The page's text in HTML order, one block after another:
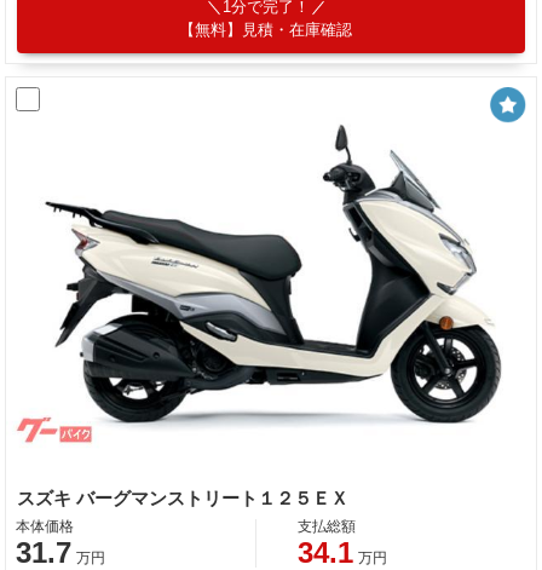
1分で完了！
【無料】見積・在庫確認
スズキ バーグマンストリート１２５ＥＸ
本体価格
31.7 万円
支払総額
34.1 万円